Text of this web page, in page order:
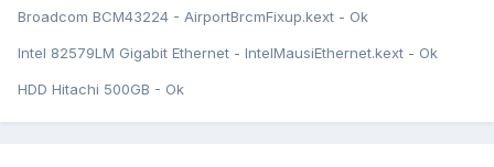
Broadcom BCM43224 - AirportBrcmFixup.kext - Ok
Intel 82579LM Gigabit Ethernet - IntelMausiEthernet.kext - Ok
HDD Hitachi 500GB - Ok